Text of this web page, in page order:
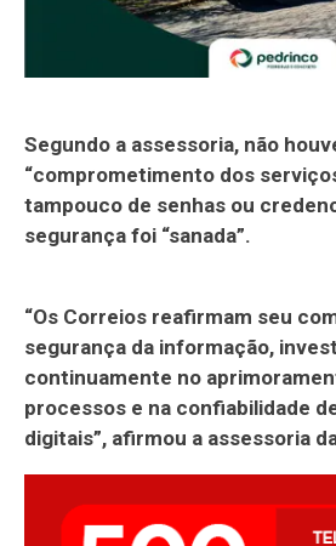
Segundo a assessoria, não
“comprometimento dos
tampouco de senhas ou
segurança foi “sanada”.
“Os Correios reafirmam seu
segurança da informação,
continuamente no
processos e na confiabilidade
digitais”, afirmou a assessoria